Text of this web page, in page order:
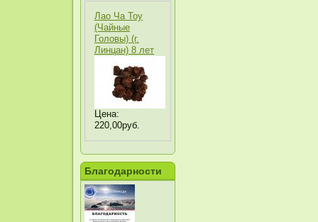
Лао Ча Тоу
(Чайные
Головы) (г.
Линцан) 8 лет
Цена:
220,00руб.
Благодарности